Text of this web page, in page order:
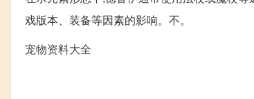
戏版本、装备等因素的影响。不。
宠物资料大全